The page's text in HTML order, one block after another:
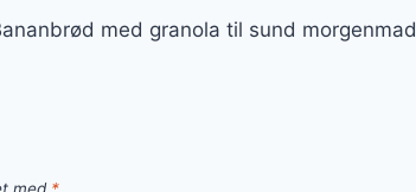
med granola til sund morgenmad